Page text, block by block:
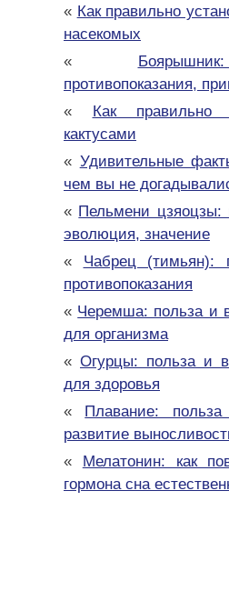
« Как правильно
насекомых
«
противопоказания,
« Как правильно
кактусами
« Удивительные
чем вы не
« Пельмени цзяоцзы:
эволюция, значение
« Чабрец (тимьян):
противопоказания
« Черемша: польза и
для организма
« Огурцы: польза и
для здоровья
« Плавание:
развитие
« Мелатонин: как
гормона сна